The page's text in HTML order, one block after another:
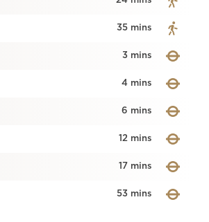
35 mins
3 mins
4 mins
6 mins
12 mins
17 mins
53 mins